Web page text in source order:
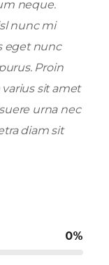
neque.
nunc mi
eget nunc
Proin
sit amet
urna nec
diam sit
0%